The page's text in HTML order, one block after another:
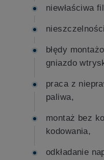
niewłaściwa
błędy
gniazdo
praca z
paliwa,
montaż bez
kodowania,
odkładanie